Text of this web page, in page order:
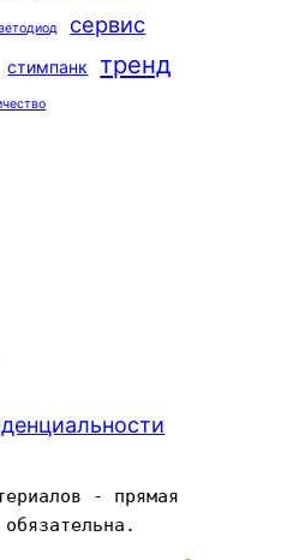
сервис
стимпанк тренд
- прямая